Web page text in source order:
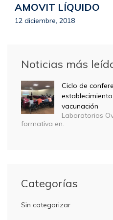
AMOVIT LÍQUIDO
12 diciembre, 2018
Noticias más
Ciclo de
vacunación
Laboratorios
formativa en.
Categorías
Sin categorizar